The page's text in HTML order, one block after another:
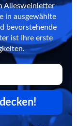
Allesweinletter
in ausgewählte
bevorstehende
ist Ihre erste